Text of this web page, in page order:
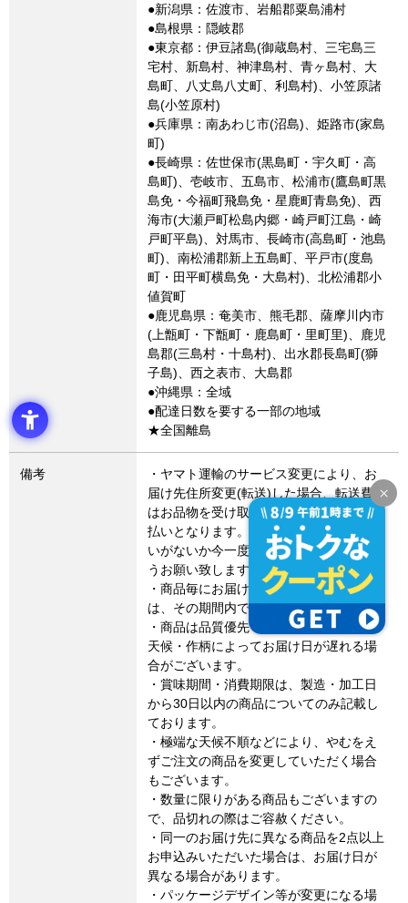
●新潟県：佐渡市、岩船郡粟島浦村
●島根県：隠岐郡
●東京都：伊豆諸島(御蔵島村、三宅島三
宅村、新島村、神津島村、青ヶ島村、大
島町、八丈島八丈町、利島村)、小笠原諸
島(小笠原村)
●兵庫県：南あわじ市(沼島)、姫路市(家島
町)
●長崎県：佐世保市(黒島町・宇久町・高
島町)、壱岐市、五島市、松浦市(鷹島町黒
島免・今福町飛島免・星鹿町青島免)、西
海市(大瀬戸町松島内郷・崎戸町江島・崎
戸町平島)、対馬市、長崎市(高島町・池島
町)、南松浦郡新上五島町、平戸市(度島
町・田平町横島免・大島村)、北松浦郡小
値賀町
●鹿児島県：奄美市、熊毛郡、薩摩川内市
(上甑町・下甑町・鹿島町・里町里)、鹿児
島郡(三島村・十島村)、出水郡長島町(獅
子島)、西之表市、大島郡
●沖縄県：全域
●配達日数を要する一部の地域
★全国離島
備考
・ヤマト運輸のサービス変更により、お
届け先住所変更(転送)した場合、転送費用
はお品物を受け取るお客さまによるお支
払いとなります。お届け先住所にお間違
いがないか今一度ご確認いただきますよ
うお願い致します。
・商品毎にお届け期間設定のある場合
は、その期間内でのお届けとなります。
・商品は品質優先でお届けしますので、
天候・作柄によってお届け日が遅れる場
合がございます。
・賞味期間・消費期限は、製造・加工日
から30日以内の商品についてのみ記載し
ております。
・極端な天候不順などにより、やむをえ
ずご注文の商品を変更していただく場合
もございます。
・数量に限りがある商品もございますの
で、品切れの際はご容赦ください。
・同一のお届け先に異なる商品を2点以上
お申込みいただいた場合は、お届け日が
異なる場合があります。
・パッケージデザイン等が変更になる場